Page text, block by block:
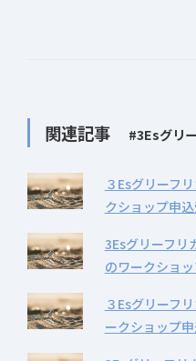
関連記事 #3Esグリ
３Esグリーフ
クショップ申
3Esグリーフリ
のワークショ
３Esグリーフ
ークショップ